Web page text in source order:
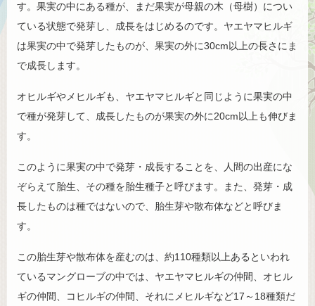
す。果実の中にある種が、まだ果実が母親の木（母樹）につい
ている状態で発芽し、成長をはじめるのです。ヤエヤマヒルギ
は果実の中で発芽したものが、果実の外に30cm以上の長さにま
で成長します。
オヒルギやメヒルギも、ヤエヤマヒルギと同じように果実の中
で種が発芽して、成長したものが果実の外に20cm以上も伸びま
す。
このように果実の中で発芽・成長することを、人間の出産にな
ぞらえて胎生、その種を胎生種子と呼びます。また、発芽・成
長したものは種ではないので、胎生芽や散布体などと呼びま
す。
この胎生芽や散布体を産むのは、約110種類以上あるといわれ
ているマングローブの中では、ヤエヤマヒルギの仲間、オヒル
ギの仲間、コヒルギの仲間、それにメヒルギなど17～18種類だ